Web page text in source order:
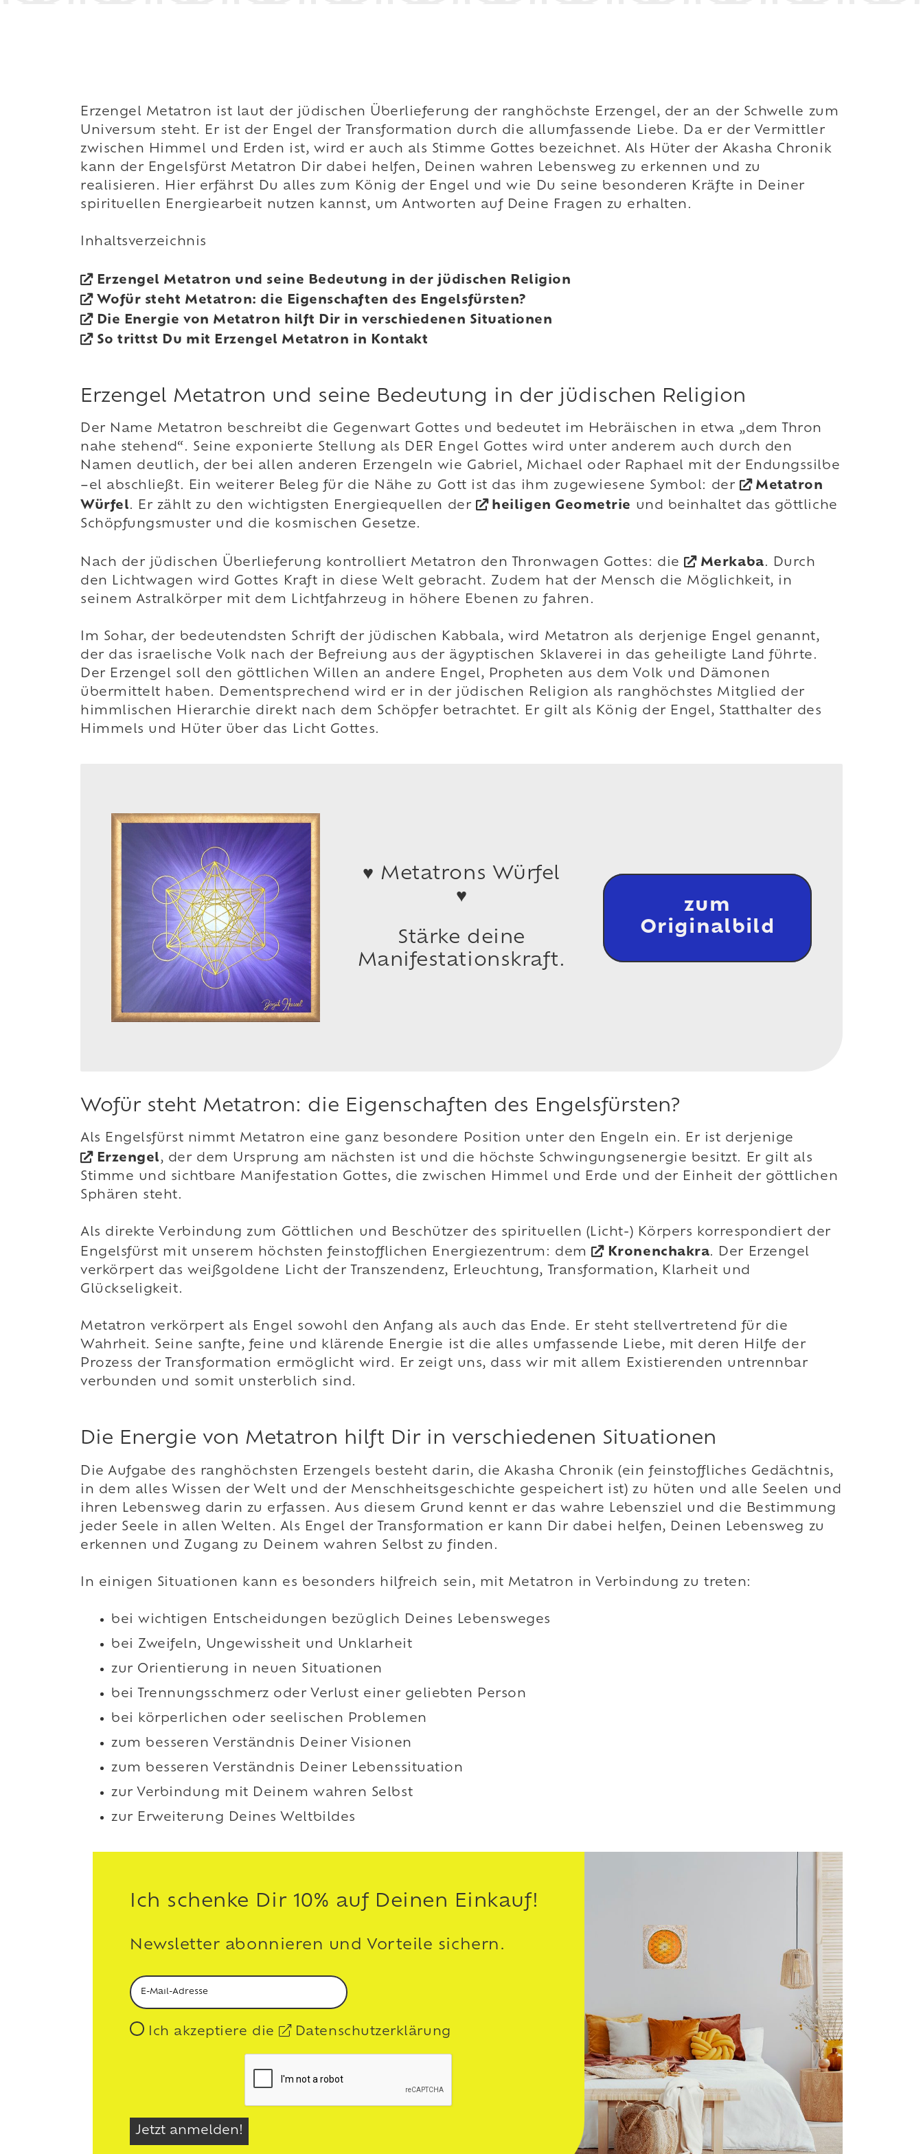
Erzengel Metatron ist laut der jüdischen Überlieferung der ranghöchste Erzengel, der an der Schwelle zum
Universum steht. Er ist der Engel der Transformation durch die allumfassende Liebe. Da er der Vermittler
zwischen Himmel und Erden ist, wird er auch als Stimme Gottes bezeichnet. Als Hüter der Akasha Chronik
kann der Engelsfürst Metatron Dir dabei helfen, Deinen wahren Lebensweg zu erkennen und zu
realisieren. Hier erfährst Du alles zum König der Engel und wie Du seine besonderen Kräfte in Deiner
spirituellen Energiearbeit nutzen kannst, um Antworten auf Deine Fragen zu erhalten.
Inhaltsverzeichnis
Erzengel Metatron und seine Bedeutung in der jüdischen Religion
Wofür steht Metatron: die Eigenschaften des Engelsfürsten?
Die Energie von Metatron hilft Dir in verschiedenen Situationen
So trittst Du mit Erzengel Metatron in Kontakt
Erzengel Metatron und seine Bedeutung in der jüdischen Religion
Der Name Metatron beschreibt die Gegenwart Gottes und bedeutet im Hebräischen in etwa „dem Thron
nahe stehend“. Seine exponierte Stellung als DER Engel Gottes wird unter anderem auch durch den
Namen deutlich, der bei allen anderen Erzengeln wie Gabriel, Michael oder Raphael mit der Endungssilbe
–el abschließt. Ein weiterer Beleg für die Nähe zu Gott ist das ihm zugewiesene Symbol: der
Metatron
Würfel. Er zählt zu den wichtigsten Energiequellen der heiligen Geometrie und beinhaltet das göttliche
Schöpfungsmuster und die kosmischen Gesetze.
Nach der jüdischen Überlieferung kontrolliert Metatron den Thronwagen Gottes: die Merkaba. Durch
den Lichtwagen wird Gottes Kraft in diese Welt gebracht. Zudem hat der Mensch die Möglichkeit, in
seinem Astralkörper mit dem Lichtfahrzeug in höhere Ebenen zu fahren.
Im Sohar, der bedeutendsten Schrift der jüdischen Kabbala, wird Metatron als derjenige Engel genannt,
der das israelische Volk nach der Befreiung aus der ägyptischen Sklaverei in das geheiligte Land führte.
Der Erzengel soll den göttlichen Willen an andere Engel, Propheten aus dem Volk und Dämonen
übermittelt haben. Dementsprechend wird er in der jüdischen Religion als ranghöchstes Mitglied der
himmlischen Hierarchie direkt nach dem Schöpfer betrachtet. Er gilt als König der Engel, Statthalter des
Himmels und Hüter über das Licht Gottes.
♥ Metatrons Würfel
♥
Stärke deine
Manifestationskraft.
zum
Originalbild
Wofür steht Metatron: die Eigenschaften des Engelsfürsten?
Als Engelsfürst nimmt Metatron eine ganz besondere Position unter den Engeln ein. Er ist derjenige
Erzengel, der dem Ursprung am nächsten ist und die höchste Schwingungsenergie besitzt. Er gilt als
Stimme und sichtbare Manifestation Gottes, die zwischen Himmel und Erde und der Einheit der göttlichen
Sphären steht.
Als direkte Verbindung zum Göttlichen und Beschützer des spirituellen (Licht-) Körpers korrespondiert der
Engelsfürst mit unserem höchsten feinstofflichen Energiezentrum: dem
Kronenchakra. Der Erzengel
verkörpert das weißgoldene Licht der Transzendenz, Erleuchtung, Transformation, Klarheit und
Glückseligkeit.
Metatron verkörpert als Engel sowohl den Anfang als auch das Ende. Er steht stellvertretend für die
Wahrheit. Seine sanfte, feine und klärende Energie ist die alles umfassende Liebe, mit deren Hilfe der
Prozess der Transformation ermöglicht wird. Er zeigt uns, dass wir mit allem Existierenden untrennbar
verbunden und somit unsterblich sind.
Die Energie von Metatron hilft Dir in verschiedenen Situationen
Die Aufgabe des ranghöchsten Erzengels besteht darin, die Akasha Chronik (ein feinstoffliches Gedächtnis,
in dem alles Wissen der Welt und der Menschheitsgeschichte gespeichert ist) zu hüten und alle Seelen und
ihren Lebensweg darin zu erfassen. Aus diesem Grund kennt er das wahre Lebensziel und die Bestimmung
jeder Seele in allen Welten. Als Engel der Transformation er kann Dir dabei helfen, Deinen Lebensweg zu
erkennen und Zugang zu Deinem wahren Selbst zu finden.
In einigen Situationen kann es besonders hilfreich sein, mit Metatron in Verbindung zu treten:
bei wichtigen Entscheidungen bezüglich Deines Lebensweges
bei Zweifeln, Ungewissheit und Unklarheit
zur Orientierung in neuen Situationen
bei Trennungsschmerz oder Verlust einer geliebten Person
bei körperlichen oder seelischen Problemen
zum besseren Verständnis Deiner Visionen
zum besseren Verständnis Deiner Lebenssituation
zur Verbindung mit Deinem wahren Selbst
zur Erweiterung Deines Weltbildes
Ich schenke Dir 10% auf Deinen Einkauf!
Newsletter abonnieren und Vorteile sichern.
Ich akzeptiere die Datenschutzerklärung